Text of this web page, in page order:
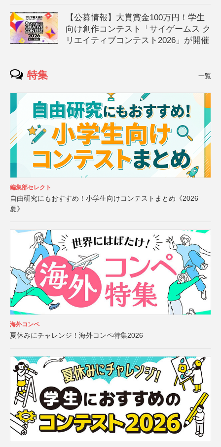
【公募情報】大賞賞金100万円！学生
向け創作コンテスト「サイゲームス ク
リエイティブコンテスト2026」が開催
特集 一覧
編集部セレクト
自由研究にもおすすめ！小学生向けコンテストまとめ《2026
夏》
海外コンペ
夏休みにチャレンジ！海外コンペ特集2026